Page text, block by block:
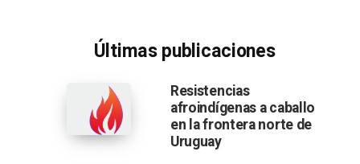
Últimas publicaciones
Resistencias
afroindígenas a caballo
en la frontera norte de
Uruguay